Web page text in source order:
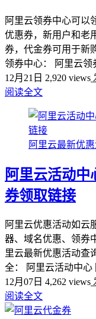
阿里云领券中心可以
优惠券，新用户和老
券，代金券可用于新
领券中心： 阿里云领
12月21日 2,920 views
阅读全文
阿里云最新优
阿里云活动
券领取链接
阿里云优惠活动如云
器、域名优惠、领券
里云最新优惠活动查
全： 阿里云活动中心
12月07日 4,262 views
阅读全文